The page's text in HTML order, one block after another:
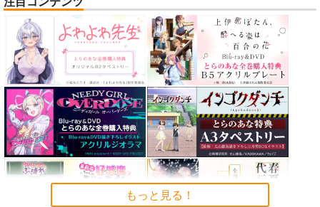
nanka A kanji no titl
ハイパーソニックソウ
ル
2,200円（税込）
Fate/Grand Order
インドラ
近藤勇
サンプル
カート
作って食べよう陸軍
飯-野外炊事・携行食
編-
シオサイ。
専売 1,100円（税込）
ミリタリー
サンプル
カート
公王様のおしごと
C:設計室
700円（税込）
シャリア・ブル
アルテイシア
サンプル
カート
もっと見る！